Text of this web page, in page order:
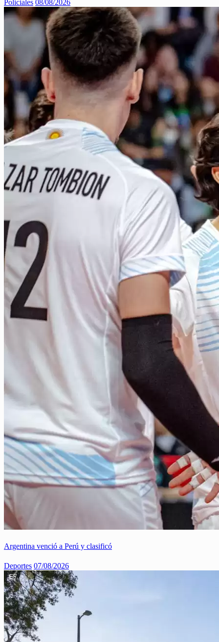
Policiales 08/08/2026
Argentina venció a Perú y clasificó
Deportes 07/08/2026